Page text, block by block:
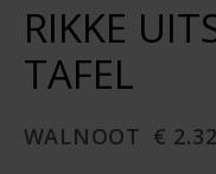
RIKKE
TAFEL
WALNOOT €